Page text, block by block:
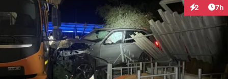
2 7h